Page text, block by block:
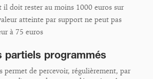
il doit rester au moins 1000 euros sur
atteinte par support ne peut pas
à 75 euros
partiels programmés
permet de percevoir, régulièrement, par